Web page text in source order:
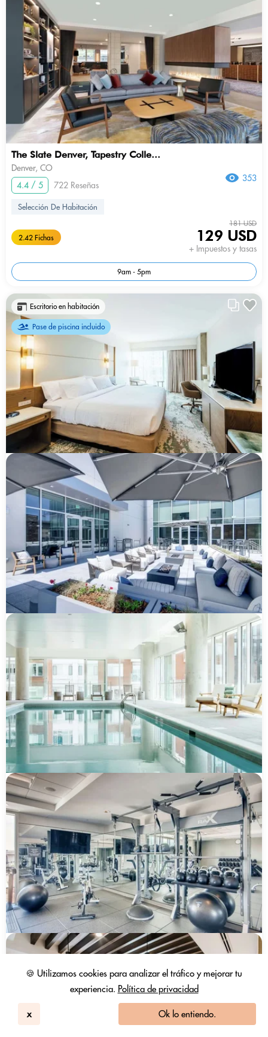
🍪 Utilizamos cookies para analizar el tráfico y mejorar tu
experiencia. Política de privacidad
x Ok lo entiendo.
The Slate Denver, Tapestry Colle...
Denver, CO
4.4 / 5
722 Reseñas
353
Selección De Habitación
2.42 Fichas
181 USD
129 USD
+ Impuestos y tasas
9am - 5pm
Escritorio en habitación
Pase de piscina incluido